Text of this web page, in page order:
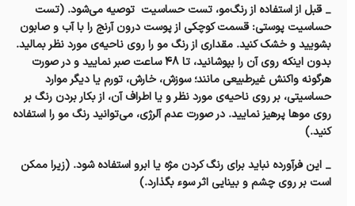
_ قبل از استفاده از رنگ‌مو، تست حساسیت توصیه می‌شود. (تست
حساسیت پوستی: قسمت کوچکی از پوست درون آرنج را با آب و صابون
بشویید و خشک کنید. مقداری از رنگ مو را روی ناحیه‌ی مورد نظر بمالید.
بدون اینکه روی آن را بپوشانید، تا ۴۸ ساعت صبر نمایید و در صورت
هرگونه واکنش غیرطبیعی مانند؛ سوزش، خارش، تورم یا دیگر موارد
حساسیتی، بر روی ناحیه‌ی مورد نظر و یا اطراف آن، از بکار بردن رنگ بر
روی موها پرهیز نمایید. در صورت عدم آلرژی، می‌توانید رنگ مو را استفاده
کنید.)
_ این فرآورده نباید برای رنگ کردن مژه یا ابرو استفاده شود. (زیرا ممکن
است بر روی چشم و بینایی اثر سوء بگذارد.)